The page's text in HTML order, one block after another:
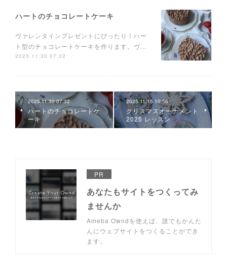
ハートのチョコレートケーキ
ヴァレンタインプレゼントにぴったり！ハー
ト型のチョコレートケーキを作ります。ヴ…
2025.11.30 07:32
2025.11.30 07:32
ハートのチョコレートケ
ーキ
2025.11.15 10:56
クリスマスオーナメント
2025 レッスン
PR
あなたもサイトをつくってみ
ませんか
Ameba Owndを使えば、誰でもかんた
んにウェブサイトをつくることができ
ます。